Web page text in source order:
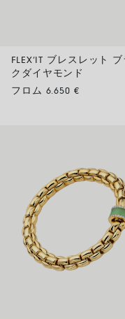
FLEX’IT ブレスレット ブ
クダイヤモンド
フロム 6.650 €